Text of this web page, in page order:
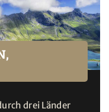
drei Länder